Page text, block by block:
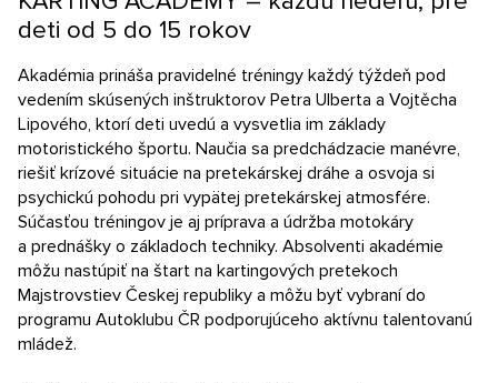
deti od 5 do 15 rokov
Akadémia prináša pravidelné tréningy každý týždeň pod
vedením skúsených inštruktorov Petra Ulberta a Vojtěcha
Lipového, ktorí deti uvedú a vysvetlia im základy
motoristického športu. Naučia sa predchádzacie manévre,
riešiť krízové situácie na pretekárskej dráhe a osvoja si
psychickú pohodu pri vypätej pretekárskej atmosfére.
Súčasťou tréningov je aj príprava a údržba motokáry
a prednášky o základoch techniky. Absolventi akadémie
môžu nastúpiť na štart na kartingových pretekoch
Majstrovstiev Českej republiky a môžu byť vybraní do
programu Autoklubu ČR podporujúceho aktívnu talentovanú
mládež.